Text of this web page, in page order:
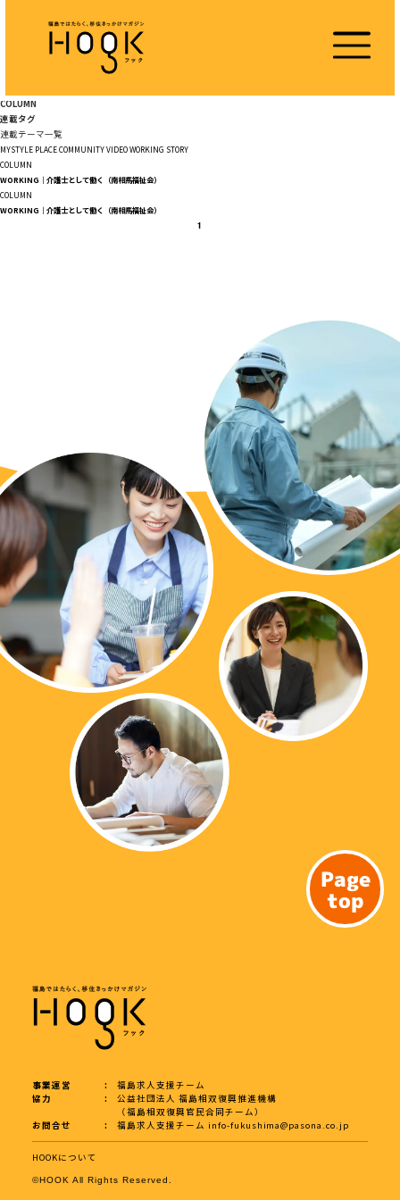
COLUMN
連載タグ
連載テーマ一覧
MYSTYLE PLACECOMMUNITYVIDEOWORKING STORY
COLUMN
WORKING｜介護士として働く（南相馬福祉会）
COLUMN
WORKING｜介護士として働く（南相馬福祉会）
1
Page
top
事業運営
福島求人支援チーム
協力
公益社団法人 福島相双復興推進機構
（福島相双復興官民合同チーム）
お問合せ
福島求人支援チームinfo-fukushima@pasona.co.jp
HOOKについて
©︎HOOK All Rights Reserved.